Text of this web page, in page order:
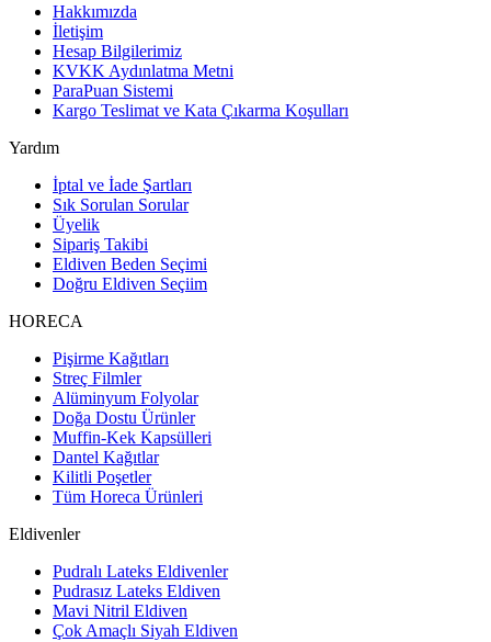
Hakkımızda
İletişim
Hesap Bilgilerimiz
KVKK Aydınlatma Metni
ParaPuan Sistemi
Kargo Teslimat ve Kata Çıkarma Koşulları
Yardım
İptal ve İade Şartları
Sık Sorulan Sorular
Üyelik
Sipariş Takibi
Eldiven Beden Seçimi
Doğru Eldiven Seçiim
HORECA
Pişirme Kağıtları
Streç Filmler
Alüminyum Folyolar
Doğa Dostu Ürünler
Muffin-Kek Kapsülleri
Dantel Kağıtlar
Kilitli Poşetler
Tüm Horeca Ürünleri
Eldivenler
Pudralı Lateks Eldivenler
Pudrasız Lateks Eldiven
Mavi Nitril Eldiven
Çok Amaçlı Siyah Eldiven